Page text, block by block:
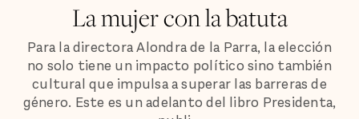
La mujer con la batuta
Para la directora Alondra de la Parra, la elección
no solo tiene un impacto político sino también
cultural que impulsa a superar las barreras de
género. Este es un adelanto del libro Presidenta,